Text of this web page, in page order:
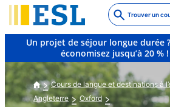
to
main
content
Trouver un
Un projet de séjour longue durée
économisez jusqu’à 20 % !
Cours de langue et destinations à
Angleterre
Oxford